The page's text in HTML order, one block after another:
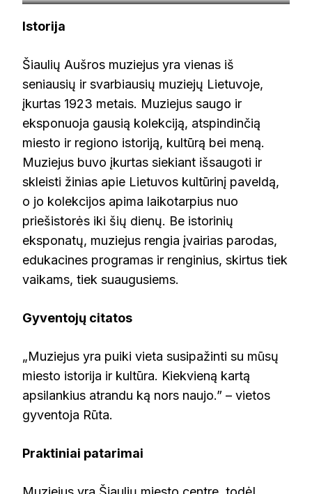
Istorija
Šiaulių Aušros muziejus yra vienas iš
seniausių ir svarbiausių muziejų Lietuvoje,
įkurtas 1923 metais. Muziejus saugo ir
eksponuoja gausią kolekciją, atspindinčią
miesto ir regiono istoriją, kultūrą bei meną.
Muziejus buvo įkurtas siekiant išsaugoti ir
skleisti žinias apie Lietuvos kultūrinį paveldą,
o jo kolekcijos apima laikotarpius nuo
priešistorės iki šių dienų. Be istorinių
eksponatų, muziejus rengia įvairias parodas,
edukacines programas ir renginius, skirtus tiek
vaikams, tiek suaugusiems.
Gyventojų citatos
„Muziejus yra puiki vieta susipažinti su mūsų
miesto istorija ir kultūra. Kiekvieną kartą
apsilankius atrandu ką nors naujo.” – vietos
gyventoja Rūta.
Praktiniai patarimai